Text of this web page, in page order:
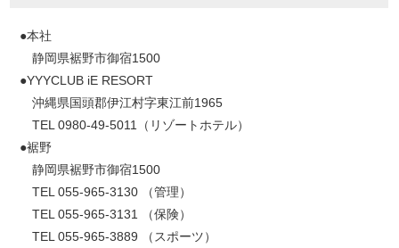
●本社
静岡県裾野市御宿1500
●YYYCLUB iE RESORT
沖縄県国頭郡伊江村字東江前1965
TEL 0980-49-5011（リゾートホテル）
●裾野
静岡県裾野市御宿1500
TEL 055-965-3130 （管理）
TEL 055-965-3131 （保険）
TEL 055-965-3889 （スポーツ）